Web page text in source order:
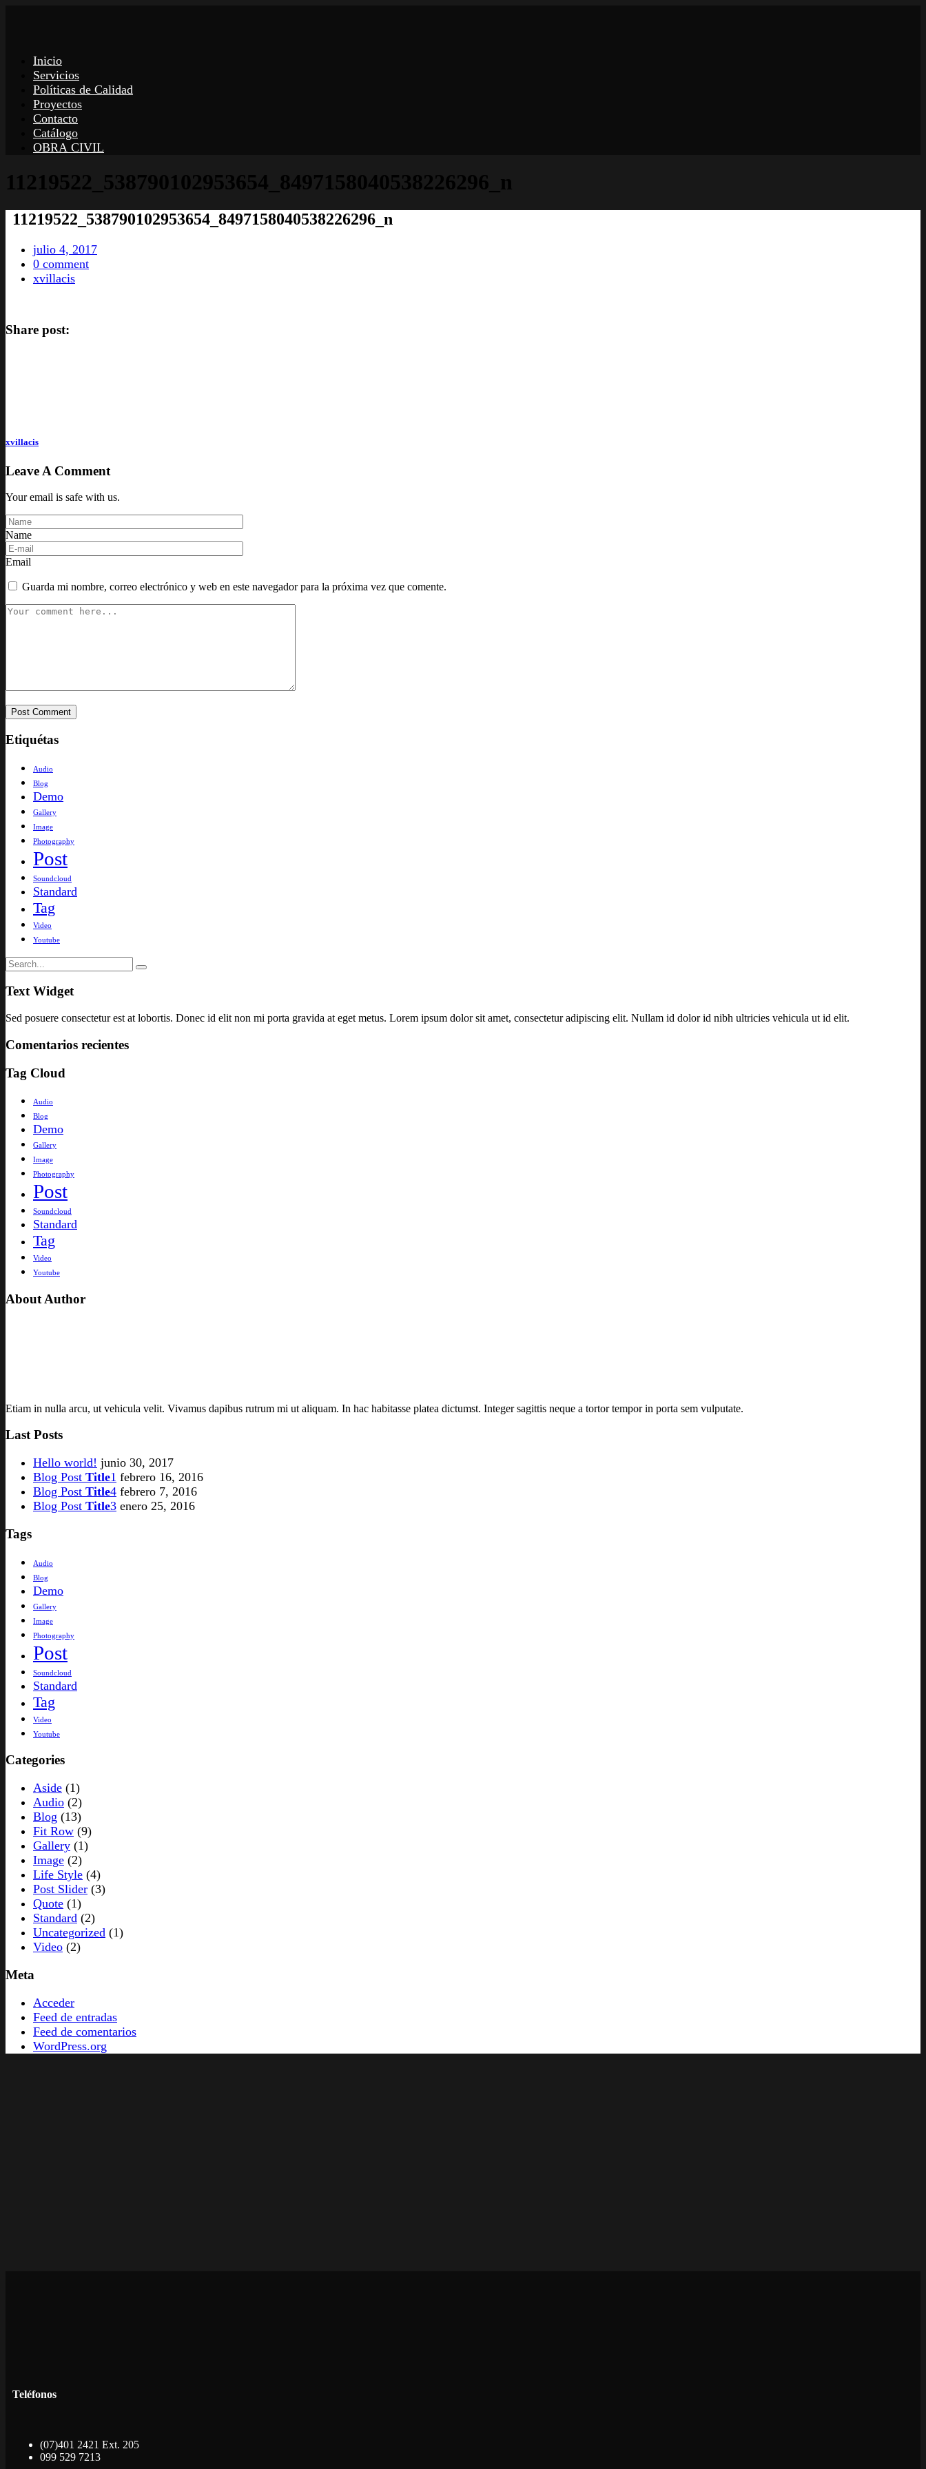
Inicio
Servicios
Políticas de Calidad
Proyectos
Contacto
Catálogo
OBRA CIVIL
11219522_538790102953654_8497158040538226296_n
11219522_538790102953654_8497158040538226296_n
julio 4, 2017
0 comment
xvillacis
Share post:
xvillacis
Leave A Comment
Your email is safe with us.
Name
Email
Guarda mi nombre, correo electrónico y web en este navegador para la próxima vez que comente.
Etiquétas
Audio
Blog
Demo
Gallery
Image
Photography
Post
Soundcloud
Standard
Tag
Video
Youtube
Text Widget
Sed posuere consectetur est at lobortis. Donec id elit non mi porta gravida at eget metus. Lorem ipsum dolor sit amet, consectetur adipiscing elit. Nullam id dolor id nibh ultricies vehicula ut id elit.
Comentarios recientes
Tag Cloud
Audio
Blog
Demo
Gallery
Image
Photography
Post
Soundcloud
Standard
Tag
Video
Youtube
About Author
Etiam in nulla arcu, ut vehicula velit. Vivamus dapibus rutrum mi ut aliquam. In hac habitasse platea dictumst. Integer sagittis neque a tortor tempor in porta sem vulputate.
Last Posts
Hello world! junio 30, 2017
Blog Post Title1 febrero 16, 2016
Blog Post Title4 febrero 7, 2016
Blog Post Title3 enero 25, 2016
Tags
Audio
Blog
Demo
Gallery
Image
Photography
Post
Soundcloud
Standard
Tag
Video
Youtube
Categories
Aside (1)
Audio (2)
Blog (13)
Fit Row (9)
Gallery (1)
Image (2)
Life Style (4)
Post Slider (3)
Quote (1)
Standard (2)
Uncategorized (1)
Video (2)
Meta
Acceder
Feed de entradas
Feed de comentarios
WordPress.org
Teléfonos
(07)401 2421 Ext. 205
099 529 7213